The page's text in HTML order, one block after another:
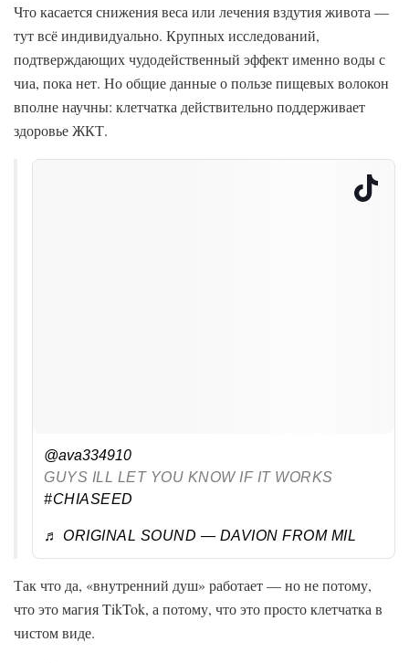
Что касается снижения веса или лечения вздутия живота —
тут всё индивидуально. Крупных исследований,
подтверждающих чудодейственный эффект именно воды с
чиа, пока нет. Но общие данные о пользе пищевых волокон
вполне научны: клетчатка действительно поддерживает
здоровье ЖКТ.
@ava334910
GUYS ILL LET YOU KNOW IF IT WORKS
#CHIASEED
♬ ORIGINAL SOUND — DAVION FROM MIL
Так что да, «внутренний душ» работает — но не потому,
что это магия TikTok, а потому, что это просто клетчатка в
чистом виде.